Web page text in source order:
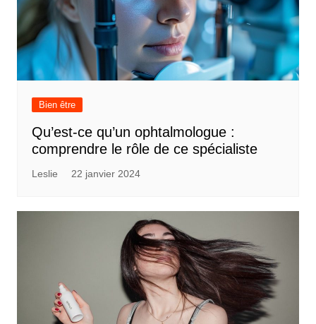
Bien être
Qu’est-ce qu’un ophtalmologue :
comprendre le rôle de ce spécialiste
Leslie 22 janvier 2024